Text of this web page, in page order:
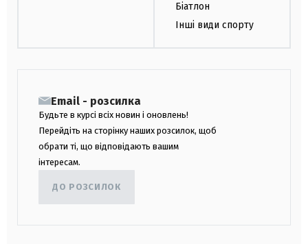
Біатлон
Інші види спорту
Email - розсилка
Будьте в курсі всіх новин і оновлень!
Перейдіть на сторінку наших розсилок, щоб
обрати ті, що відповідають вашим
інтересам.
ДО РОЗСИЛОК